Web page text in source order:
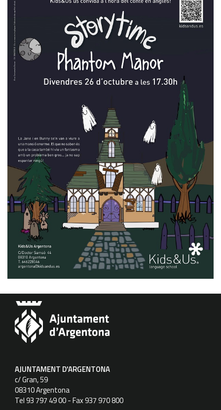
AJUNTAMENT D'ARGENTONA
c/ Gran, 59
08310 Argentona
Tel 93 797 49 00 - Fax 937 970 800